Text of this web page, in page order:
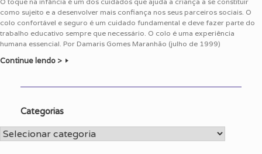
como sujeito e a desenvolver mais confiança nos seus parceiros sociais. O
colo confortável e seguro é um cuidado fundamental e deve fazer parte do
trabalho educativo sempre que necessário. O colo é uma experiência
humana essencial. Por Damaris Gomes Maranhão (julho de 1999)
Continue lendo >
Categorias
Categorias